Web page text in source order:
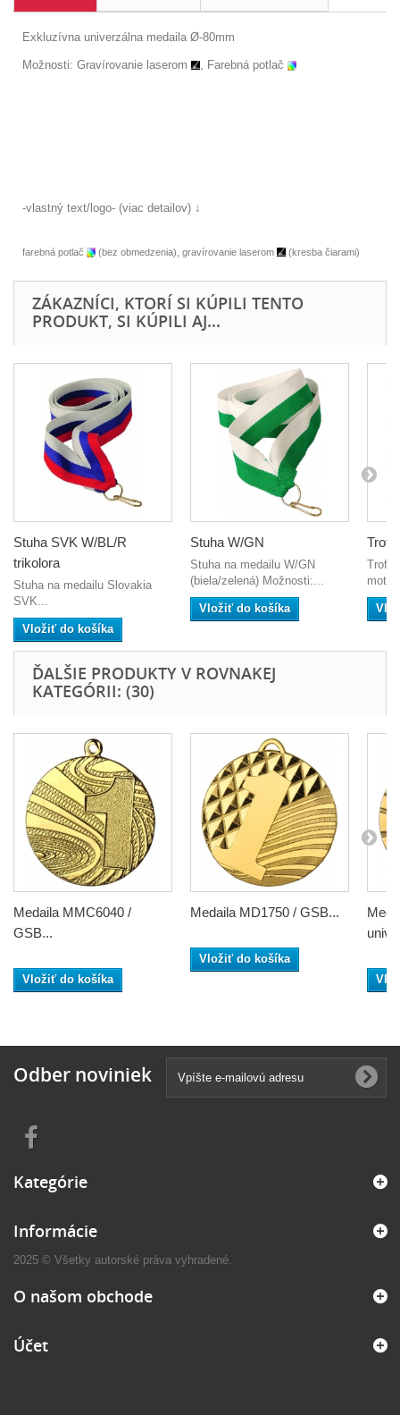
Exkluzívna univerzálna medaila Ø-80mm
Možnosti: Gravírovanie laserom , Farebná potlač
-vlastný text/logo- (viac detailov) ↓
farebná potlač (bez obmedzenia), gravírovanie laserom (kresba čiarami)
ZÁKAZNÍCI, KTORÍ SI KÚPILI TENTO
PRODUKT, SI KÚPILI AJ...
Stuha SVK W/BL/R
trikolora
Stuha na medailu Slovakia
SVK...
Vložiť do košíka
Stuha W/GN
Stuha na medailu W/GN
(biela/zelená) Možnosti:...
Vložiť do košíka
Trofej
ĎALŠIE PRODUKTY V ROVNAKEJ
KATEGÓRII: (30)
Medaila MMC6040 /
GSB...
Vložiť do košíka
Medaila MD1750 / GSB...
Vložiť do košíka
Odber noviniek
Kategórie
Informácie
2025 © Všetky autorské práva vyhradené.
O našom obchode
Účet